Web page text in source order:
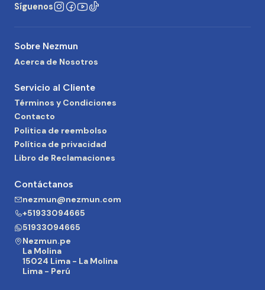
Síguenos
Sobre Nezmun
Acerca de Nosotros
Servicio al Cliente
Términos y Condiciones
Contacto
Politica de reembolso
Política de privacidad
Libro de Reclamaciones
Contáctanos
nezmun@nezmun.com
+51933094665
51933094665
Nezmun.pe
La Molina
15024 Lima - La Molina
Lima - Perú